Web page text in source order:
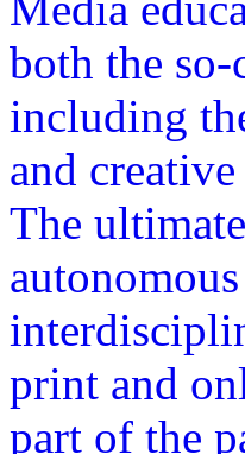
both the
including
and
The
print and
part of the